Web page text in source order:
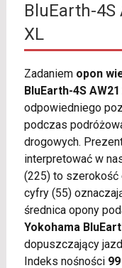
BluEarth-4S
XL
Zadaniem opon
BluEarth-4S
odpowiedniego
podczas
drogowych.
interpretować w
(225) to szerokość
cyfry (55)
średnica opony
Yokohama
dopuszczający
Indeks nośności 99